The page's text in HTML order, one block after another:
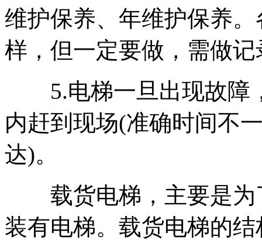
维护保养、年维护保养
样，但一定要做，需做
5.电梯一旦出现故障
内赶到现场(准确时间不
达)。
载货电梯，主要是为
装有电梯。载货电梯的